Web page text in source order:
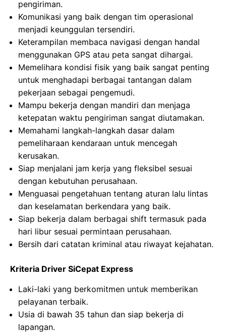
pengiriman.
Komunikasi yang baik dengan tim operasional
menjadi keunggulan tersendiri.
Keterampilan membaca navigasi dengan handal
menggunakan GPS atau peta sangat dihargai.
Memelihara kondisi fisik yang baik sangat penting
untuk menghadapi berbagai tantangan dalam
pekerjaan sebagai pengemudi.
Mampu bekerja dengan mandiri dan menjaga
ketepatan waktu pengiriman sangat diutamakan.
Memahami langkah-langkah dasar dalam
pemeliharaan kendaraan untuk mencegah
kerusakan.
Siap menjalani jam kerja yang fleksibel sesuai
dengan kebutuhan perusahaan.
Menguasai pengetahuan tentang aturan lalu lintas
dan keselamatan berkendara yang baik.
Siap bekerja dalam berbagai shift termasuk pada
hari libur sesuai permintaan perusahaan.
Bersih dari catatan kriminal atau riwayat kejahatan.
Kriteria Driver SiCepat Express
Laki-laki yang berkomitmen untuk memberikan
pelayanan terbaik.
Usia di bawah 35 tahun dan siap bekerja di
lapangan.